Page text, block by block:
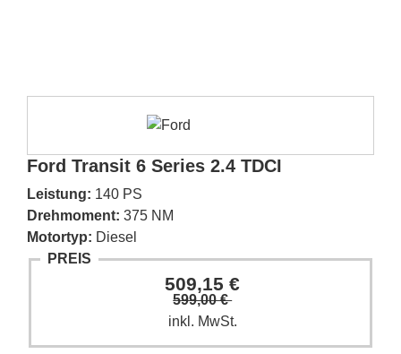
Ford Transit 6 Series 2.4 TDCI
Leistung: 140 PS
Drehmoment: 375 NM
Motortyp: Diesel
PREIS
509,15 €
599,00 €
inkl. MwSt.